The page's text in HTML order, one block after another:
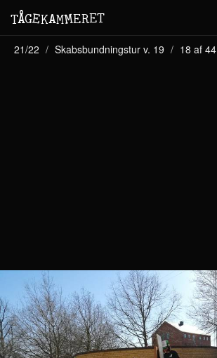
TÅGEKAMMERET
21/22 Skabsbundningstur v. 19 18 af 44